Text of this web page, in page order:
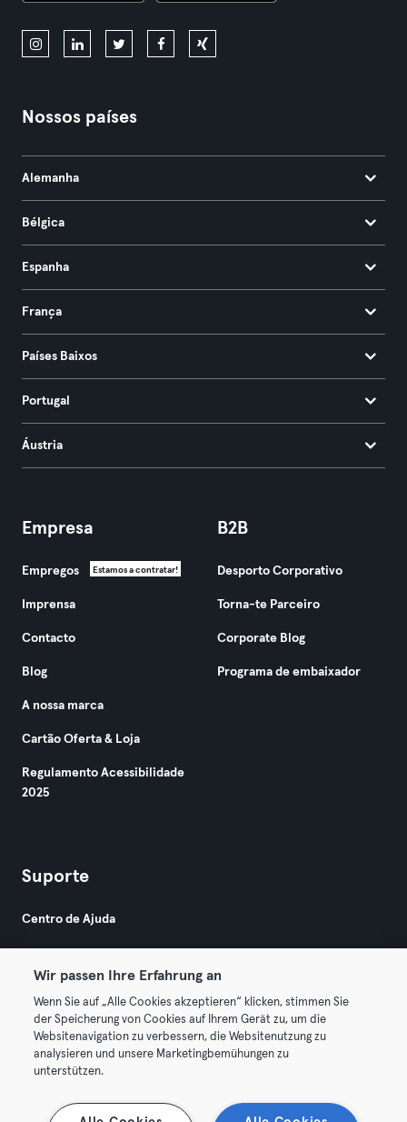
Nossos países
Alemanha
Bélgica
Espanha
França
Países Baixos
Portugal
Áustria
Empresa
Empregos Estamos a contratar!
Imprensa
Contacto
Blog
A nossa marca
Cartão Oferta & Loja
Regulamento Acessibilidade
2025
B2B
Desporto Corporativo
Torna-te Parceiro
Corporate Blog
Programa de embaixador
Suporte
Centro de Ajuda
© 2026 Urban Sports Group GmbH. All rights reserved.
Termos & Condições
Rescindir contratos aqui Cancelar contratos aqui
Wir passen Ihre Erfahrung an
Wenn Sie auf „Alle Cookies akzeptieren“ klicken, stimmen Sie
der Speicherung von Cookies auf Ihrem Gerät zu, um die
Websitenavigation zu verbessern, die Websitenutzung zu
analysieren und unsere Marketingbemühungen zu
unterstützen.